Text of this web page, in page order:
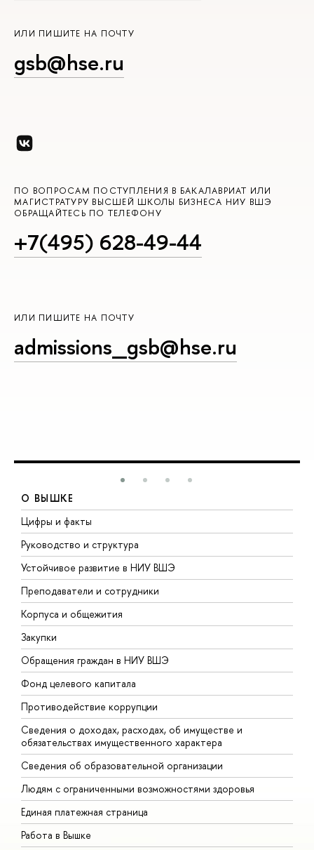
ИЛИ ПИШИТЕ НА ПОЧТУ
gsb@hse.ru
ПО ВОПРОСАМ ПОСТУПЛЕНИЯ В БАКАЛАВРИАТ ИЛИ
МАГИСТРАТУРУ ВЫСШЕЙ ШКОЛЫ БИЗНЕСА НИУ ВШЭ
ОБРАЩАЙТЕСЬ ПО ТЕЛЕФОНУ
+7(495) 628-49-44
ИЛИ ПИШИТЕ НА ПОЧТУ
admissions_gsb@hse.ru
О ВЫШКЕ
Цифры и факты
Руководство и структура
Устойчивое развитие в НИУ ВШЭ
Преподаватели и сотрудники
Корпуса и общежития
Закупки
Обращения граждан в НИУ ВШЭ
Фонд целевого капитала
Противодействие коррупции
Сведения о доходах, расходах, об имуществе и
обязательствах имущественного характера
Сведения об образовательной организации
Людям с ограниченными возможностями здоровья
Единая платежная страница
Работа в Вышке